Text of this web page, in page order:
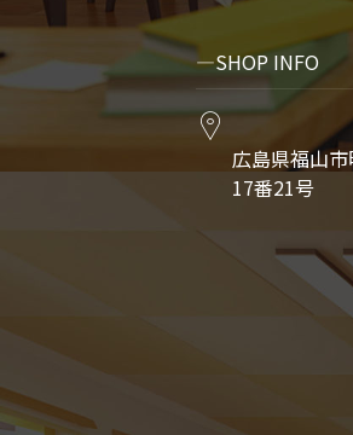
SHOP INFO
広島県福山
17番21号